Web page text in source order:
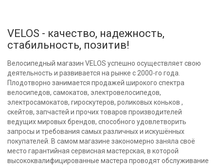
VELOS - качество, надежность,
стабильность, позитив!
Велосипедный магазин VELOS успешно осуществляет свою
деятельность и развивается на рынке с 2000-го года.
Плодотворно занимается продажей широкого спектра
велосипедов, самокатов, электровелосипедов,
электросамокатов, гироскутеров, роликовых коньков ,
скейтов, запчастей и прочих товаров производителей
ведущих мировых брендов, способного удовлетворить
запросы и требования самых различных и искушённых
покупателей. В самом магазине закономерно заняла своё
место гарантийная сервисная мастерская, в которой
высококвалифицированные мастера проводят обслуживание